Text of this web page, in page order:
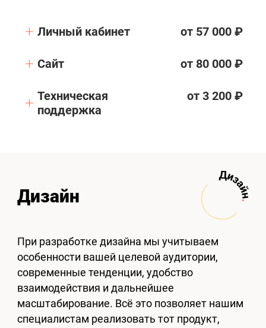
Личный кабинет от 57 000 ₽
Сайт от 80 000 ₽
Техническая
поддержка
от 3 200 ₽
Дизайн
При разработке дизайна мы учитываем
особенности вашей целевой аудитории,
современные тенденции, удобство
взаимодействия и дальнейшее
масштабирование. Всё это позволяет нашим
специалистам реализовать тот продукт,